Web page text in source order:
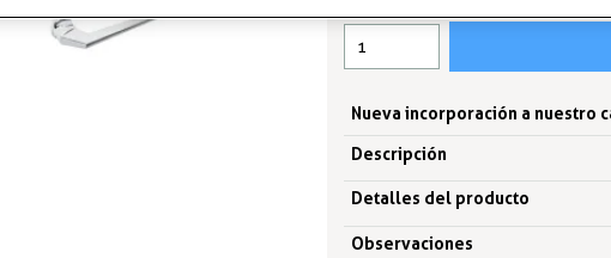
Nueva incorporación a nuestro
Descripción
Detalles del producto
Observaciones